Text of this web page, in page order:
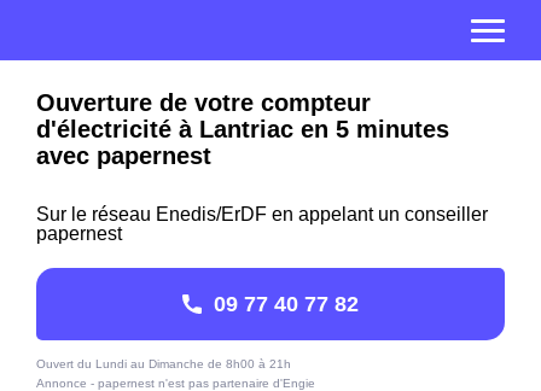
Ouverture de votre compteur
d'électricité à Lantriac en 5 minutes
avec papernest
Sur le réseau Enedis/ErDF en appelant un conseiller
papernest
09 77 40 77 82
Ouvert du Lundi au Dimanche de 8h00 à 21h
Annonce - papernest n'est pas partenaire d'Engie